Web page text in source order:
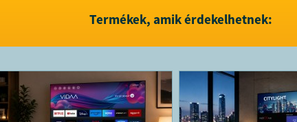
Termékek, amik érdekelhetnek: